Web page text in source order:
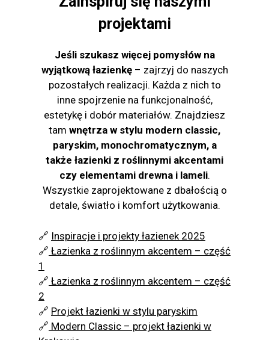
projektami
Jeśli szukasz więcej pomysłów na
wyjątkową łazienkę – zajrzyj do naszych
pozostałych realizacji. Każda z nich to
inne spojrzenie na funkcjonalność,
estetykę i dobór materiałów. Znajdziesz
tam wnętrza w stylu modern classic,
paryskim, monochromatycznym, a
także łazienki z roślinnymi akcentami
czy elementami drewna i lameli.
Wszystkie zaprojektowane z dbałością o
detale, światło i komfort użytkowania.
🔗 Inspiracje i projekty łazienek 2025
🔗 Łazienka z roślinnym akcentem – część
1
🔗 Łazienka z roślinnym akcentem – część
2
🔗 Projekt łazienki w stylu paryskim
🔗 Modern Classic – projekt łazienki w